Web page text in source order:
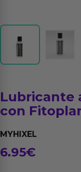
Lubricante
con
MYHIXEL
6.95€